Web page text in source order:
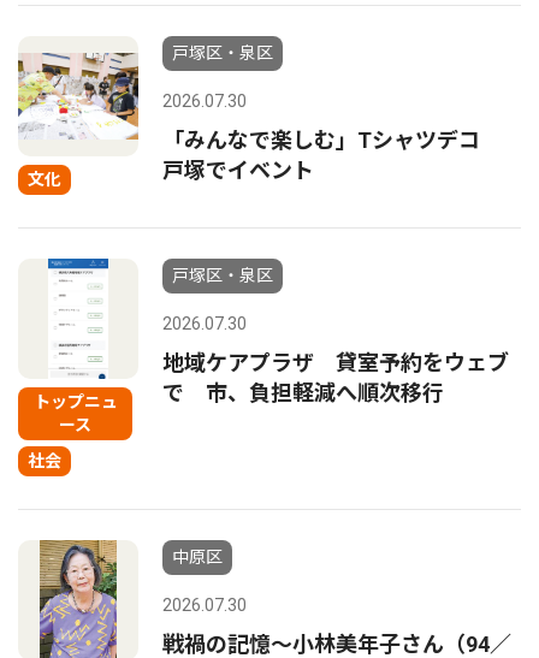
文化
戸塚区・泉区
2026.07.30
「みんなで楽しむ」Tシャツデコ
戸塚でイベント
トップニュ
ース
社会
戸塚区・泉区
2026.07.30
地域ケアプラザ 貸室予約をウェブ
で 市、負担軽減へ順次移行
中原区
2026.07.30
戦禍の記憶〜小林美年子さん（94／